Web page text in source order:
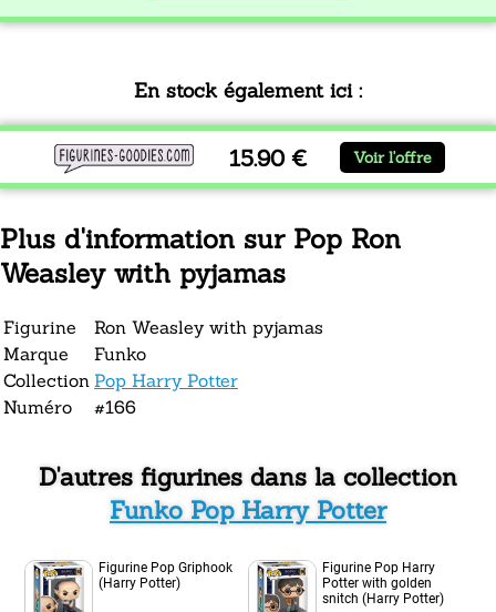
En stock également ici :
15.90 € Voir l'offre
Plus d'information sur Pop Ron
Weasley with pyjamas
Figurine
Ron Weasley with pyjamas
Marque
Funko
Collection Pop Harry Potter
Numéro
#166
D'autres figurines dans la collection
Funko Pop Harry Potter
Figurine Pop Griphook
(Harry Potter)
Figurine Pop Harry
Potter with golden
snitch (Harry Potter)